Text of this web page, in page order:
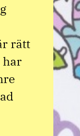
rätt
har